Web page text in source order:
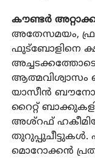
കൗണ്ടർ
അതേസമയം,
ഫുട്‌ബോളിനെ
ആത്മവിശ്വാസം
യാസീൻ
റൈറ്റ്
അശ്‌റഫ്
തുറുപ്പുചീട്ടുകൾ.
മൊറോക്കൻ